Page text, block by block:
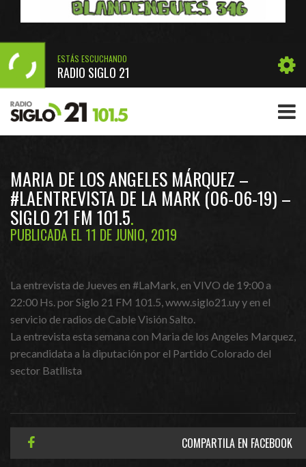
ESTÁS ESCUCHANDO
RADIO SIGLO 21
MARIA DE LOS ANGELES MÁRQUEZ –
#LAENTREVISTA DE LA MARK (06-06-19) –
SIGLO 21 FM 101.5
PUBLICADA EL 11 DE JUNIO, 2019
La entrevista de Jueves en #LaMark, en VIVO de 19:00 a
22:00 Hs. por Siglo 21 FM 101.5, www.siglo21.uy y en el
servicio de radios de Cable Visión Salto.
La entrevista esta semana con Maria de los Angeles Marquez,
precandidata a la diputación por el Partido Colorado del
sector Batllista
COMPARTILA EN FACEBOOK